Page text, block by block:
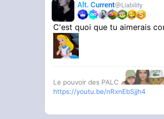
Alt. Current Liability
C'est quoi que tu aimerais
Le pouvoir des PALC
https://youtu.be/nRxnEbSjjh4